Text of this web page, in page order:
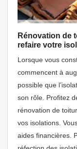
Rénovation de
refaire votre
Lorsque vous
commencent à
possible que
son rôle. Profitez
rénovation de
vos isolations.
aides financières.